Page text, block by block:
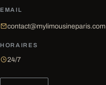
EMAIL
contact@mylimousineparis.com
HORAIRES
24/7